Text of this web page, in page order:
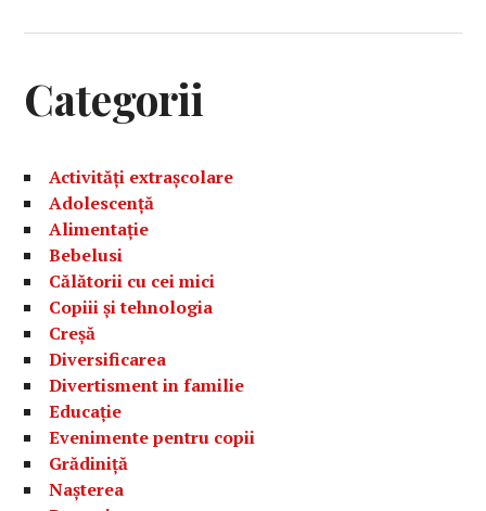
Categorii
Activități extrașcolare
Adolescență
Alimentație
Bebelusi
Călătorii cu cei mici
Copiii și tehnologia
Creșă
Diversificarea
Divertisment in familie
Educație
Evenimente pentru copii
Grădiniță
Nașterea